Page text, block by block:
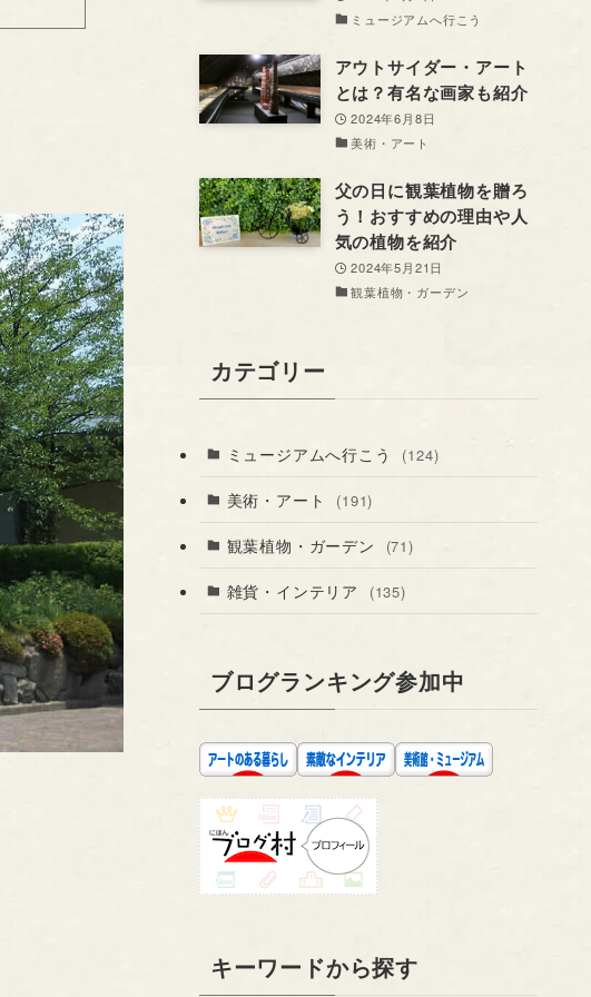
ミュージアムへ行こう
アウトサイダー・アート
とは？有名な画家も紹介
2024年6月8日
美術・アート
父の日に観葉植物を贈ろ
う！おすすめの理由や人
気の植物を紹介
2024年5月21日
観葉植物・ガーデン
カテゴリー
ミュージアムへ行こう (124)
美術・アート (191)
観葉植物・ガーデン (71)
雑貨・インテリア (135)
ブログランキング参加中
キーワードから探す